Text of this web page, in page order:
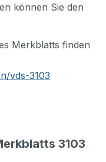
können Sie den
Merkblatts finden
vds-3103
3103